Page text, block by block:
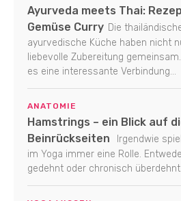
Ayurveda meets Thai:
Gemüse Curry Die
ayurvedische Küche haben nicht
liebevolle Zubereitung
es eine interessante Verbindung...
ANATOMIE
Hamstrings – ein Blick auf
Beinrückseiten
Irgendwie
im Yoga immer eine Rolle.
gedehnt oder chronisch